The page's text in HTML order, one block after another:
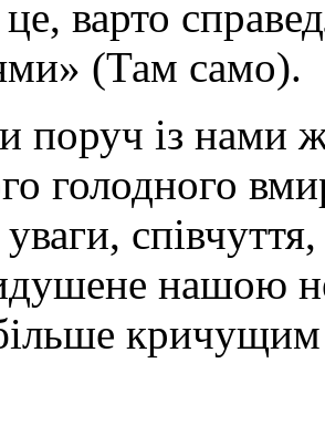
це, варто
(Там само).
поруч із нами
голодного
уваги,
нашою